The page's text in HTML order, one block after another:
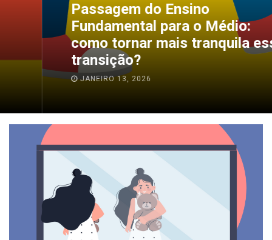
Passagem do Ensino
Fundamental para o Médio:
como tornar mais tranquila essa
transição?
JANEIRO 13, 2026